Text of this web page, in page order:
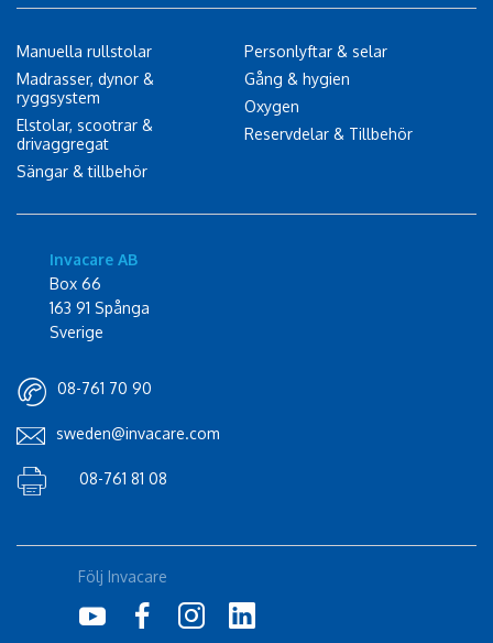
Manuella rullstolar
Madrasser, dynor &
ryggsystem
Elstolar, scootrar &
drivaggregat
Sängar & tillbehör
Personlyftar & selar
Gång & hygien
Oxygen
Reservdelar & Tillbehör
Invacare AB
Box 66
163 91 Spånga
Sverige
08-761 70 90
sweden@invacare.com
08-761 81 08
Följ Invacare